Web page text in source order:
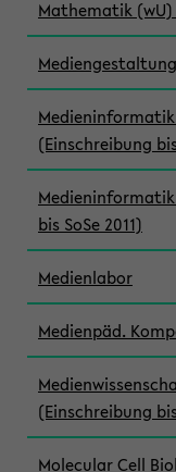
Mathematik (wU)
(Einschreibung
bis SoSe 2011)
Medienlabor
Medienpäd.
(Einschreibung
Molecular Cell